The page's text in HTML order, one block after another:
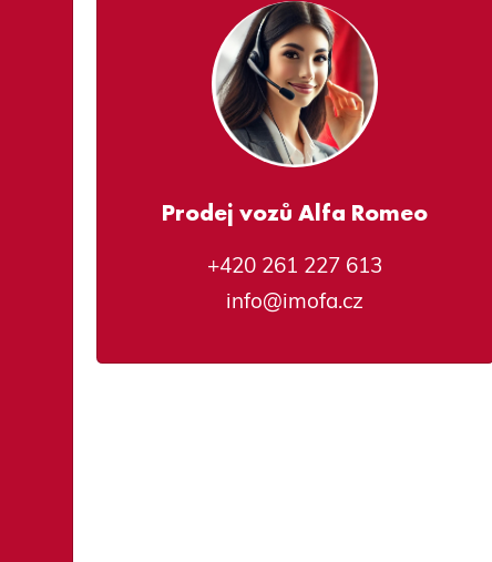
Prodej vozů Alfa Romeo
+420 261 227 613
info@imofa.cz